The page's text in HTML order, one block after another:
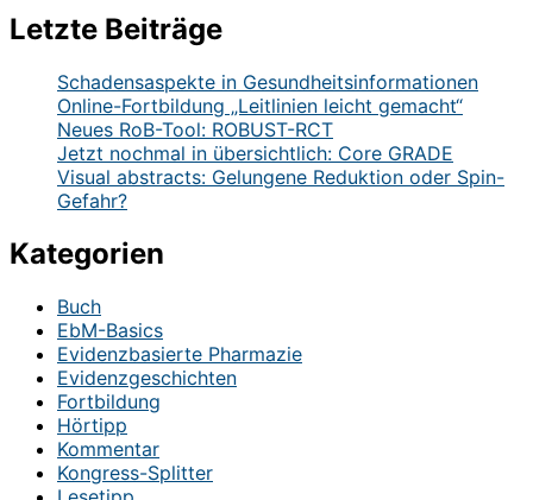
Letzte Beiträge
Schadensaspekte in Gesundheitsinformationen
Online-Fortbildung „Leitlinien leicht gemacht“
Neues RoB-Tool: ROBUST-RCT
Jetzt nochmal in übersichtlich: Core GRADE
Visual abstracts: Gelungene Reduktion oder Spin-
Gefahr?
Kategorien
Buch
EbM-Basics
Evidenzbasierte Pharmazie
Evidenzgeschichten
Fortbildung
Hörtipp
Kommentar
Kongress-Splitter